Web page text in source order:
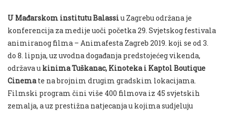
U Mađarskom institutu Balassiu Zagrebu održana je
konferencija za medije uoči početka 29. Svjetskog festivala
animiranog filma – Animafesta Zagreb 2019. koji se od 3.
do 8. lipnja, uz uvodna događanja predstojećeg vikenda,
održava u kinima Tuškanac, Kinoteka i Kaptol Boutique
Cinemate na brojnim drugim gradskim lokacijama.
Filmski program čini više 400 filmova iz 45 svjetskih
zemalja, a uz prestižna natjecanja u kojima sudjeluju